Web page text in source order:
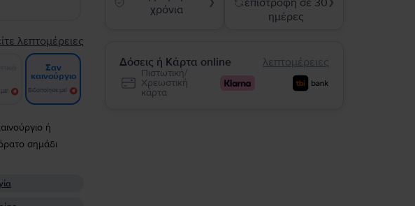
λεπτομέρειες
Σαν
καινούργιο
Ειδοποίησε με!
ή
σημάδι
χρόνια
❯
επιστροφή σε 30
ημέρες
❯
Δόσεις ή Κάρτα online λεπτομέρειες
Πιστωτική/
Χρεωστική
κάρτα